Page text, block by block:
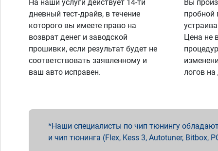
На наши услуги действует 14-ти
дневный тест-драйв, в течение
которого вы имеете право на
возврат денег и заводской
прошивки, если результат будет не
соответствовать заявленному и
ваш авто исправен.
Вы
пробной
Цена не
логов на
Наши специалисты по чип тюнингу
и чип тюнинга (Flex, Kess 3, Autotuner, Bitbox,